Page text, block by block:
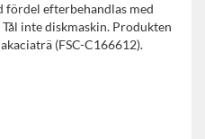
fördel efterbehandlas med
inte diskmaskin. Produkten
(FSC-C166612).